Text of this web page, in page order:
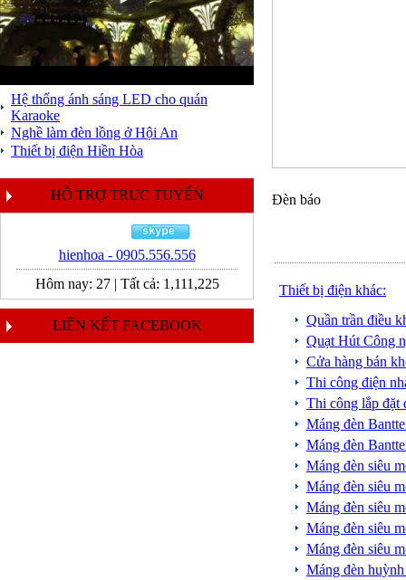
Hệ thống ánh sáng LED cho quán
Karaoke
Nghề làm đèn lồng ở Hội An
Thiết bị điện Hiền Hòa
HỖ TRỢ TRỰC TUYẾN
hienhoa - 0905.556.556
Hôm nay: 27| Tất cả: 1,111,225
LIÊN KẾT FACEBOOK
Đèn báo
Thiết bị điện khác:
Quần trần điều
Quạt Hút Công
Cửa hàng bán
Thi công điện
Thi công lắp
Máng đèn
Máng đèn
Máng đèn siêu
Máng đèn siêu
Máng đèn siêu
Máng đèn siêu
Máng đèn siêu
Máng đèn